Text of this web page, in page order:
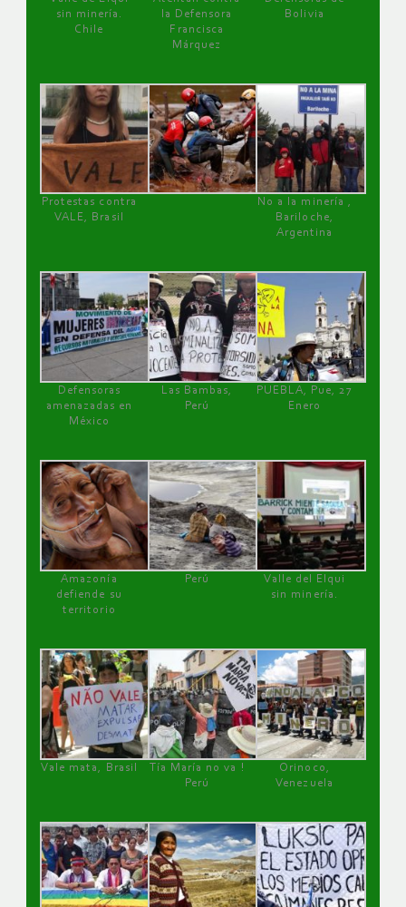
sin minería.
Chile
la Defensora
Francisca
Márquez
Bolivia
Protestas contra
VALE, Brasil
No a la minería ,
Bariloche,
Argentina
Defensoras
amenazadas en
México
Las Bambas,
Perú
PUEBLA, Pue, 27
Enero
Amazonía
defiende su
territorio
Perú
Valle del Elqui
sin minería.
Vale mata, Brasil
Tía María no va !
Perú
Orinoco,
Venezuela